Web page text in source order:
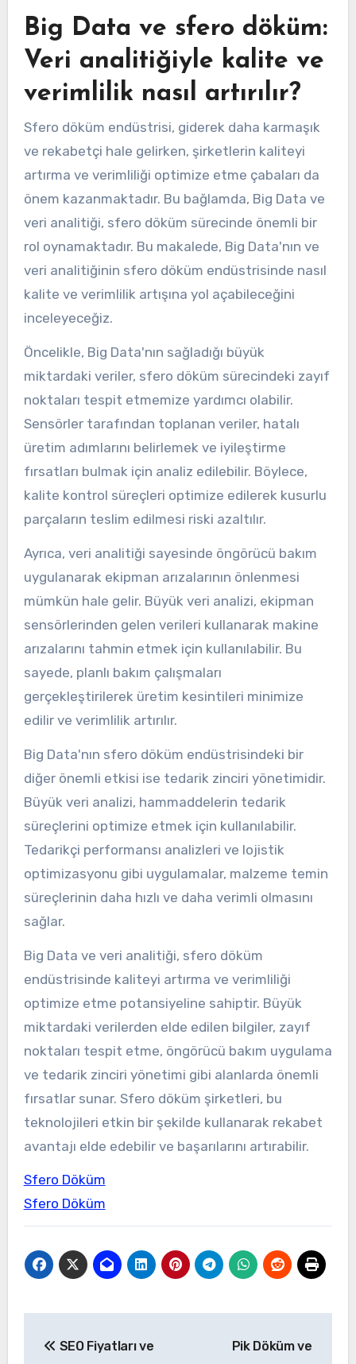
Big Data ve sfero döküm:
Veri analitiğiyle kalite ve
verimlilik nasıl artırılır?
Sfero döküm endüstrisi, giderek daha karmaşık
ve rekabetçi hale gelirken, şirketlerin kaliteyi
artırma ve verimliliği optimize etme çabaları da
önem kazanmaktadır. Bu bağlamda, Big Data ve
veri analitiği, sfero döküm sürecinde önemli bir
rol oynamaktadır. Bu makalede, Big Data'nın ve
veri analitiğinin sfero döküm endüstrisinde nasıl
kalite ve verimlilik artışına yol açabileceğini
inceleyeceğiz.
Öncelikle, Big Data'nın sağladığı büyük
miktardaki veriler, sfero döküm sürecindeki zayıf
noktaları tespit etmemize yardımcı olabilir.
Sensörler tarafından toplanan veriler, hatalı
üretim adımlarını belirlemek ve iyileştirme
fırsatları bulmak için analiz edilebilir. Böylece,
kalite kontrol süreçleri optimize edilerek kusurlu
parçaların teslim edilmesi riski azaltılır.
Ayrıca, veri analitiği sayesinde öngörücü bakım
uygulanarak ekipman arızalarının önlenmesi
mümkün hale gelir. Büyük veri analizi, ekipman
sensörlerinden gelen verileri kullanarak makine
arızalarını tahmin etmek için kullanılabilir. Bu
sayede, planlı bakım çalışmaları
gerçekleştirilerek üretim kesintileri minimize
edilir ve verimlilik artırılır.
Big Data'nın sfero döküm endüstrisindeki bir
diğer önemli etkisi ise tedarik zinciri yönetimidir.
Büyük veri analizi, hammaddelerin tedarik
süreçlerini optimize etmek için kullanılabilir.
Tedarikçi performansı analizleri ve lojistik
optimizasyonu gibi uygulamalar, malzeme temin
süreçlerinin daha hızlı ve daha verimli olmasını
sağlar.
Big Data ve veri analitiği, sfero döküm
endüstrisinde kaliteyi artırma ve verimliliği
optimize etme potansiyeline sahiptir. Büyük
miktardaki verilerden elde edilen bilgiler, zayıf
noktaları tespit etme, öngörücü bakım uygulama
ve tedarik zinciri yönetimi gibi alanlarda önemli
fırsatlar sunar. Sfero döküm şirketleri, bu
teknolojileri etkin bir şekilde kullanarak rekabet
avantajı elde edebilir ve başarılarını artırabilir.
Sfero Döküm
Sfero Döküm
SEO Fiyatları ve
Pik Döküm ve